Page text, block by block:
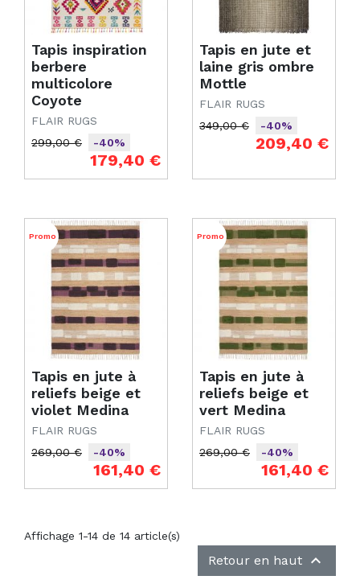
Tapis inspiration
berbere
multicolore
Coyote
FLAIR RUGS
Prix de base
299,00 €
-40%
179,40 €
Tapis en jute et
laine gris ombre
Mottle
FLAIR RUGS
Prix de base
349,00 €
-40%
209,40 €
Tapis en jute à
reliefs beige et
violet Medina
FLAIR RUGS
Prix de base
269,00 €
-40%
161,40 €
Promo
Tapis en jute à
reliefs beige et
vert Medina
FLAIR RUGS
Prix de base
269,00 €
-40%
161,40 €
Promo
Affichage 1-14 de 14 article(s)
Retour en haut 